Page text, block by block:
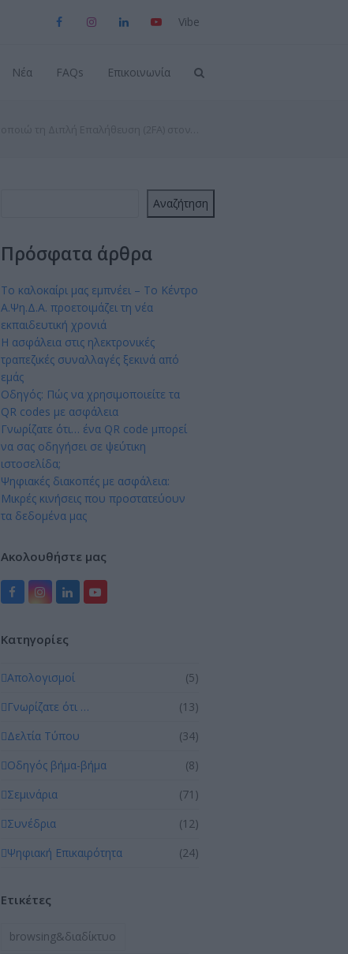
FacebookInstagramLinkedInYouTube
Viber
Νέα FAQs Επικοινωνία
Αναζήτηση
Πρόσφατα άρθρα
Το καλοκαίρι μας εμπνέει – Το Κέντρο
Α.Ψη.Δ.Α. προετοιμάζει τη νέα
εκπαιδευτική χρονιά
Η ασφάλεια στις ηλεκτρονικές
τραπεζικές συναλλαγές ξεκινά από
εμάς
Οδηγός: Πώς να χρησιμοποιείτε τα
QR codes με ασφάλεια
Γνωρίζατε ότι… ένα QR code μπορεί
να σας οδηγήσει σε ψεύτικη
ιστοσελίδα;
Ψηφιακές διακοπές με ασφάλεια:
Μικρές κινήσεις που προστατεύουν
τα δεδομένα μας
Ακολουθήστε μας
FacebookInstagram
LinkedInYouTube
Kατηγορίες
Απολογισμοί
(5)
Γνωρίζατε ότι …
(13)
Δελτία Τύπου
(34)
Οδηγός βήμα-βήμα
(8)
Σεμινάρια
(71)
Συνέδρια
(12)
Ψηφιακή Επικαιρότητα
(24)
Ετικέτες
browsing&διαδίκτυο